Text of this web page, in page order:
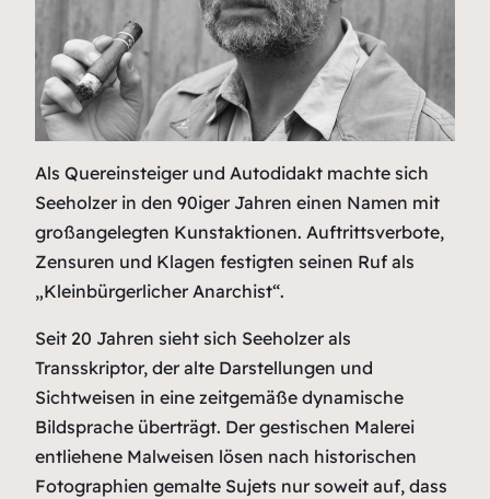
Als Quereinsteiger und Autodidakt machte sich
Seeholzer in den 90iger Jahren einen Namen mit
großangelegten Kunstaktionen. Auftrittsverbote,
Zensuren und Klagen festigten seinen Ruf als
„Kleinbürgerlicher Anarchist“.
Seit 20 Jahren sieht sich Seeholzer als
Transskriptor, der alte Darstellungen und
Sichtweisen in eine zeitgemäße dynamische
Bildsprache überträgt. Der gestischen Malerei
entliehene Malweisen lösen nach historischen
Fotographien gemalte Sujets nur soweit auf, dass